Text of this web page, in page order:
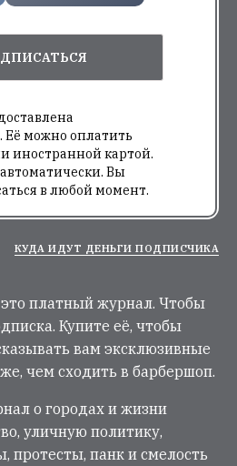
Её можно оплатить
иностранной картой.
Вы
в любой момент.
КУДА ИДУТ ДЕНЬГИ ПОДПИСЧИКА
платный журнал. Чтобы
Купите её, чтобы
вам эксклюзивные
чем сходить в барбершоп.
о городах и жизни
уличную политику,
протесты, панк и смелость